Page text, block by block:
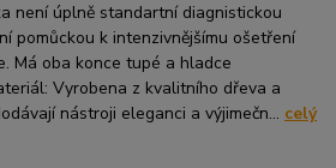
není úplně standartní diagnistickou
pomůckou k intenzivnějšímu ošetření
Má oba konce tupé a hladce
Vyrobena z kvalitního dřeva a
nástroji eleganci a výjimečn... celý